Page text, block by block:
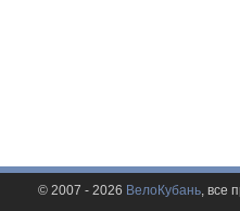
© 2007 - 2026 ВелоКубань, все